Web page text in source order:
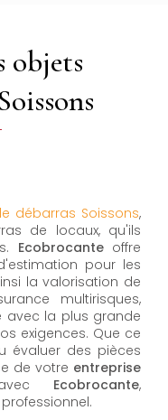
objets
débarras Soissons,
de locaux, qu'ils
Ecobrocanteoffre
pour les
la valorisation de
multirisques,
avec la plus grande
exigences. Que ce
évaluer des pièces
de votre entreprise
Ecobrocante,